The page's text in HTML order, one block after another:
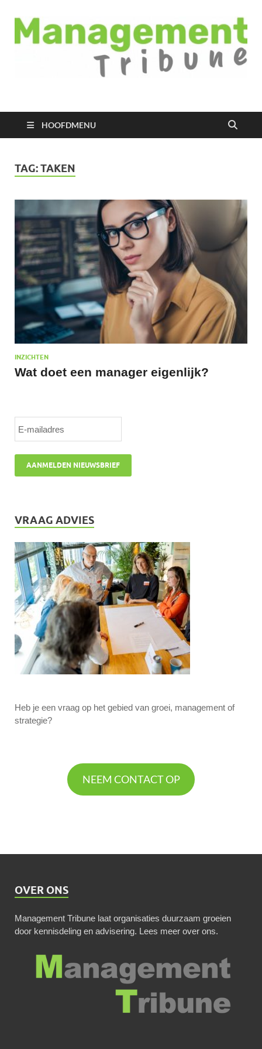
Managementtribune
HOOFDMENU
TAG:TAKEN
INZICHTEN
Wat doet een manager eigenlijk?
VRAAG ADVIES
Heb je een vraag op het gebied van groei, management of
strategie?
NEEM CONTACT OP
OVER ONS
Management Tribune laat organisaties duurzaam groeien
door kennisdeling en advisering. Lees meer over ons.